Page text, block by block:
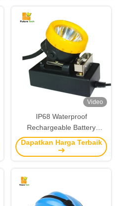
pekerjaan luar ruangan
Video
IP68 Waterproof
Rechargeable Battery
Explosion Proof Miner Head
Lamp untuk Hard Hat dan
Dapatkan Harga Terbaik